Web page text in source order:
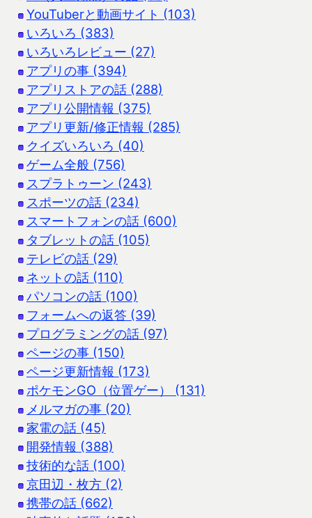
YouTuberと動画サイト (103)
いろいろ (383)
いろいろレビュー (27)
アプリの事 (394)
アプリストアの話 (288)
アプリ公開情報 (375)
アプリ更新/修正情報 (285)
クイズいろいろ (40)
ゲーム全般 (756)
スプラトゥーン (243)
スポーツの話 (234)
スマートフォンの話 (600)
タブレットの話 (105)
テレビの話 (29)
ネットの話 (110)
パソコンの話 (100)
フォームへの返答 (39)
プログラミングの話 (97)
ページの事 (150)
ページ更新情報 (173)
ポケモンGO（位置ゲー） (131)
メルマガの事 (20)
家電の話 (45)
開発情報 (388)
技術的な話 (100)
京田辺・枚方 (2)
携帯の話 (662)